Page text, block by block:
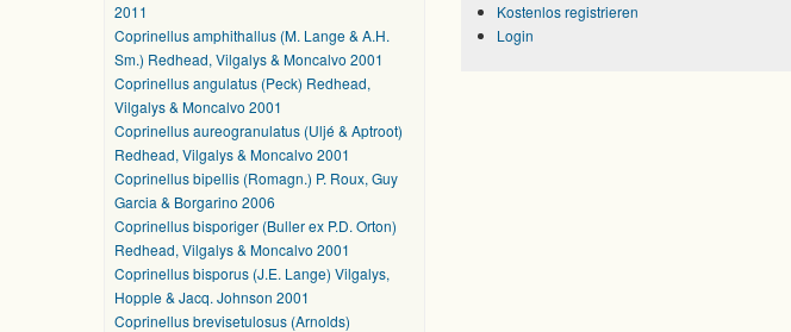
2011
Coprinellus amphithallus (M. Lange & A.H.
Sm.) Redhead, Vilgalys & Moncalvo 2001
Coprinellus angulatus (Peck) Redhead,
Vilgalys & Moncalvo 2001
Coprinellus aureogranulatus (Uljé & Aptroot)
Redhead, Vilgalys & Moncalvo 2001
Coprinellus bipellis (Romagn.) P. Roux, Guy
Garcia & Borgarino 2006
Coprinellus bisporiger (Buller ex P.D. Orton)
Redhead, Vilgalys & Moncalvo 2001
Coprinellus bisporus (J.E. Lange) Vilgalys,
Hopple & Jacq. Johnson 2001
Coprinellus brevisetulosus (Arnolds)
Kostenlos registrieren
Login